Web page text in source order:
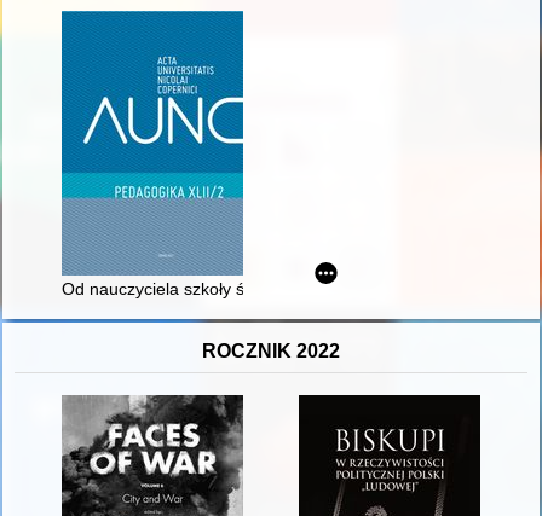
Od nauczyciela szkoły średniej do nauczyciela
ROCZNIK 2022